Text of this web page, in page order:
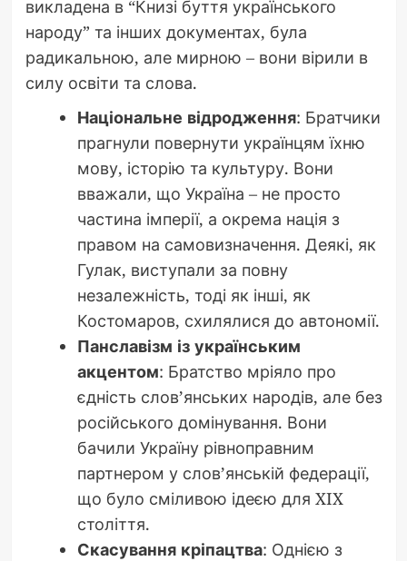
викладена в “Книзі буття українського
народу” та інших документах, була
радикальною, але мирною – вони вірили в
силу освіти та слова.
Національне відродження: Братчики
прагнули повернути українцям їхню
мову, історію та культуру. Вони
вважали, що Україна – не просто
частина імперії, а окрема нація з
правом на самовизначення. Деякі, як
Гулак, виступали за повну
незалежність, тоді як інші, як
Костомаров, схилялися до автономії.
Панславізм із українським
акцентом: Братство мріяло про
єдність слов’янських народів, але без
російського домінування. Вони
бачили Україну рівноправним
партнером у слов’янській федерації,
що було сміливою ідеєю для XIX
століття.
Скасування кріпацтва: Однією з